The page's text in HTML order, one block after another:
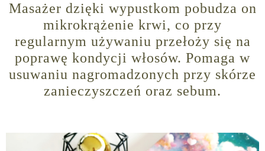
Masażer dzięki wypustkom pobudza on
mikrokrążenie krwi, co przy
regularnym używaniu przełoży się na
poprawę kondycji włosów. Pomaga w
usuwaniu nagromadzonych przy skórze
zanieczyszczeń oraz sebum.